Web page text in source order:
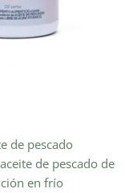
de pescado
de pescado de
en frío